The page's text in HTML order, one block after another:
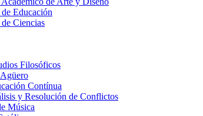
Educación
Ciencias
Filosóficos
Contínua
y Resolución de Conflictos
Música